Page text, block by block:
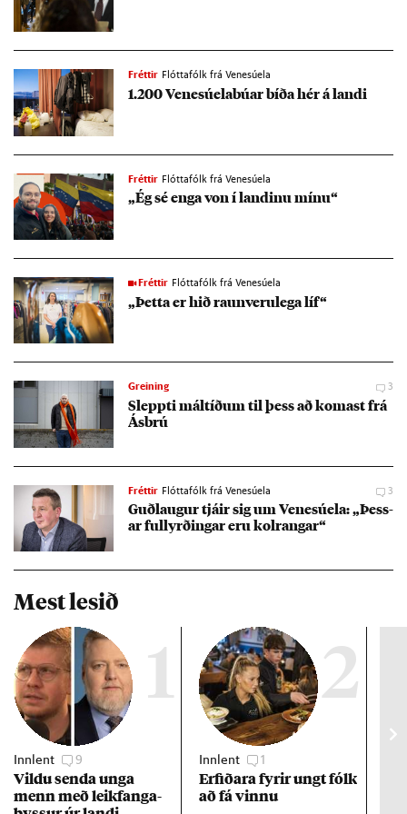
Fréttir Flóttafólk frá Venesúela
1.200 Venesúela­bú­ar bíða hér á landi
Fréttir Flóttafólk frá Venesúela
„Ég sé enga von í land­inu mínu“
Fréttir Flóttafólk frá Venesúela
„Þetta er hið raun­veru­lega líf“
Greining 3
Sleppti mál­tíð­um til þess að kom­ast frá
Ás­brú
Fréttir Flóttafólk frá Venesúela 3
Guð­laug­ur tjá­ir sig um Venesúela: „Þess­
ar full­yrð­ing­ar eru kolrang­ar“
Mest lesið
1
Innlent 9
Vildu senda unga
menn með leik­fanga­
2
Innlent 1
Erf­ið­ara fyr­ir ungt fólk
að fá vinnu